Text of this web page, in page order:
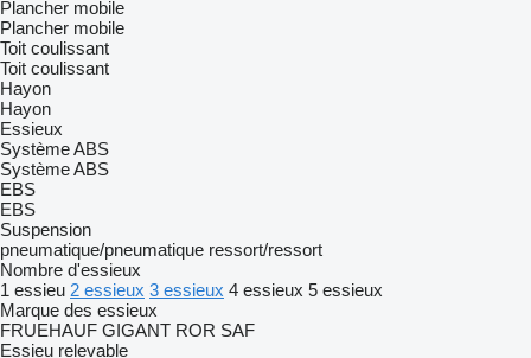
Plancher mobile
Plancher mobile
Toit coulissant
Toit coulissant
Hayon
Hayon
Essieux
Système ABS
Système ABS
EBS
EBS
Suspension
pneumatique/pneumatique ressort/ressort
Nombre d'essieux
1 essieu 2 essieux 3 essieux 4 essieux 5 essieux
Marque des essieux
FRUEHAUF GIGANT ROR SAF
Essieu relevable